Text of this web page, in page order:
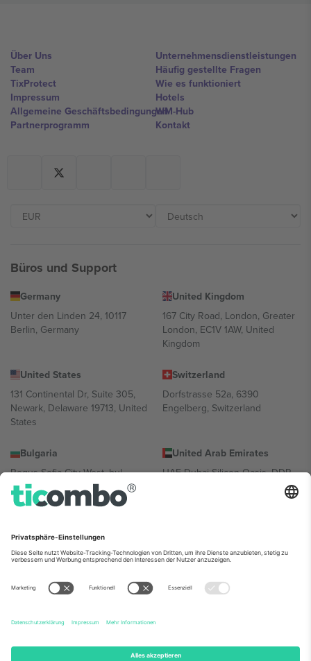
Über Uns
Team
TixProtect
Impressum
Allgemeine Geschäftsbedingungen
Partnerprogramm
Unternehmensdienstleistungen
Häufig gestellte Fragen
Wie es funktioniert
Hotels
WM-Hub
Kontakt
Büros und Support
Germany
Unter den Linden 24, 10117
Berlin, Germany
United Kingdom
167 City Road, London, Greater
London, EC1V 1AW, United
Kingdom
United States
131 Continental Dr, Suite 305,
Newark, Delaware 19713, United
States
Switzerland
Dorfstrasse 52a, 6390
Engelberg, Switzerland
Bulgaria
Regus Sofia City West, bul
Totleben 53-55, 1606 Sofia,
Bulgaria
United Arab Emirates
UAE Dubai Silicon Oasis, DDP
Building A1, Office 302, Dubai,
Mexico
Av Chapultepec 360, Roma
Norte, Cuauhtémoc, 06700
Ciudad de México, CDMX,
Mexico
Die juristische Person des Plattformanbieters kann je nach
Informationen finden Sie auf der jeweiligen Veranstaltungsseite, im